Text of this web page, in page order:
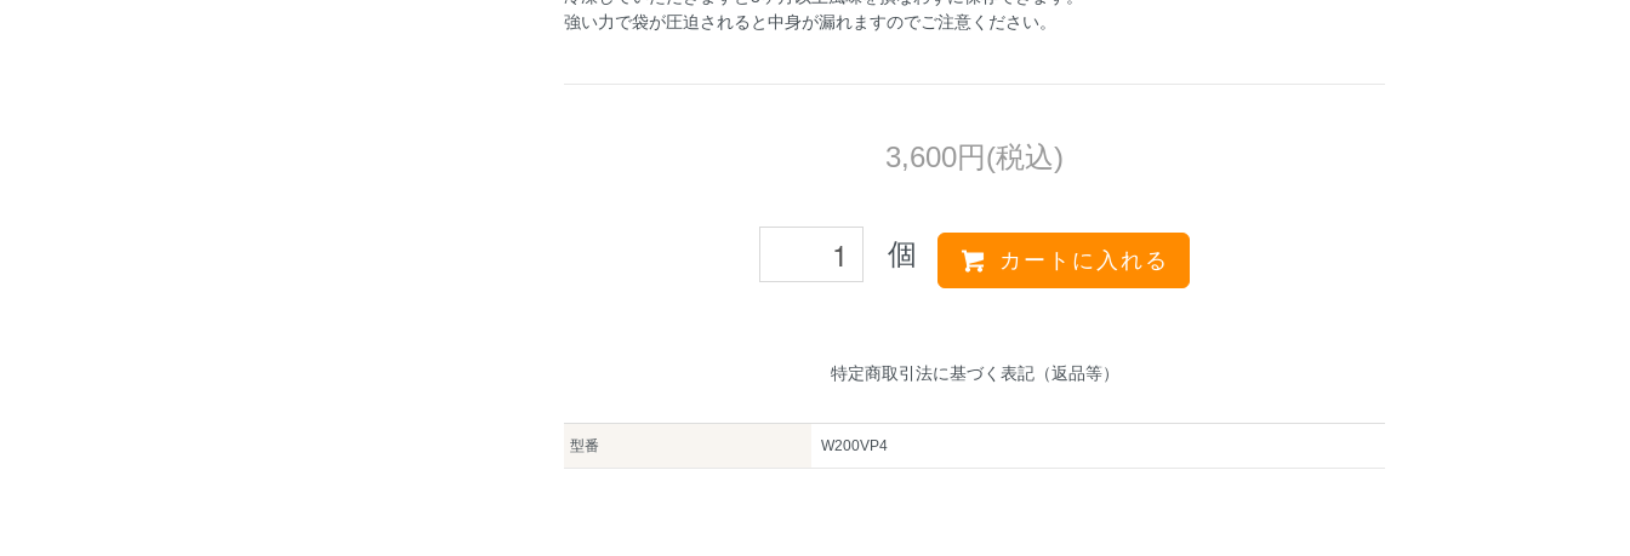
強い力で袋が圧迫されると中身が漏れますのでご注意ください。
3,600円(税込)
個 カートに入れる
特定商取引法に基づく表記（返品等）
型番 W200VP4